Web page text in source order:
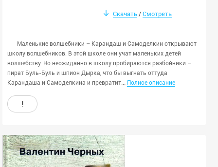
Скачать /Смотреть
Маленькие волшебники – Карандаш и Самоделкин открывают
школу волшебников. В этой школе они учат маленьких детей
волшебству. Но неожиданно в школу пробираются разбойники –
пират Буль-Буль и шпион Дырка, что бы выгнать оттуда
Карандаша и Самоделкина и превратит
Полное описание
!